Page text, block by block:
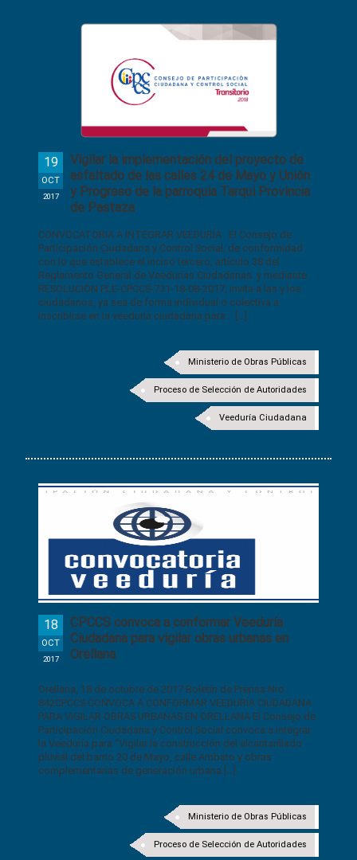
Vigilar la implementación del proyecto de
asfaltado de las calles 24 de Mayo y Unión
y Progreso de la parroquia Tarqui Provincia
de Pastaza
19
OCT
2017
CONVOCATORIA A INTEGRAR VEEDURÍA El Consejo de
Participación Ciudadana y Control Social, de conformidad
con lo que establece el inciso tercero, artículo 38 del
Reglamento General de Veedurías Ciudadanas y mediante
RESOLUCIÓN PLE-CPCCS-731-18-08-2017, invita a las y los
ciudadanos, ya sea de forma individual o colectiva a
inscribirse en la veeduría ciudadana para: […]
Ministerio de Obras Públicas
Proceso de Selección de Autoridades
Veeduría Ciudadana
CPCCS convoca a conformar Veeduría
Ciudadana para vigilar obras urbanas en
Orellana
18
OCT
2017
Orellana, 18 de octubre de 2017 Boletín de Prensa Nro.
842CPCCS CONVOCA A CONFORMAR VEEDURÍA CIUDADANA
PARA VIGILAR OBRAS URBANAS EN ORELLANA El Consejo de
Participación Ciudadana y Control Social convoca a integrar
la Veeduría para “Vigilar la construcción del alcantarillado
pluvial del barrio 20 de Mayo, calle Ambato y obras
complementarias de generación urbana […]
Ministerio de Obras Públicas
Proceso de Selección de Autoridades